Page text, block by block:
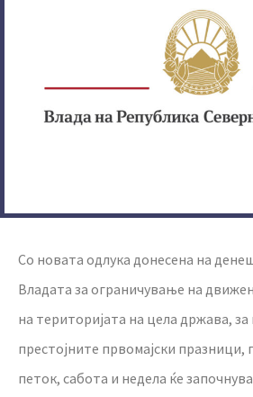
Со новата одлука донесена на
Владата за ограничување на
на територијата на цела држава, за
престојните првомајски празници,
петок, сабота и недела ќе